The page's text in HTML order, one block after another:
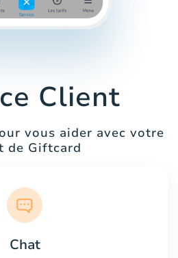
Client
vous aider avec votre
de Giftcard
Chat